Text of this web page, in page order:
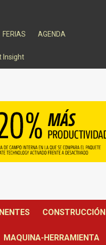
FERIAS AGENDA
Insight
CONSTRUCCIÓN
MAQUINA-HERRAMIENTA